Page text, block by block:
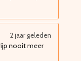
2 jaar geleden
nooit meer